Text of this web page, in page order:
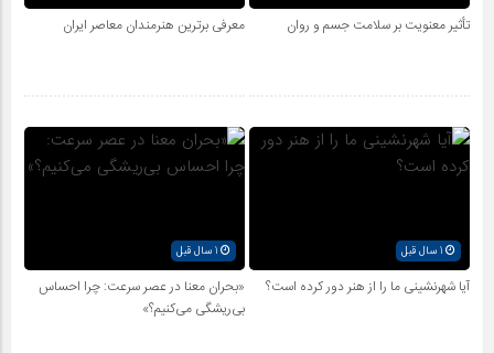
تأثیر معنویت بر سلامت جسم و روان معرفی برترین هنرمندان معاصر ایران
1 سال قبل
آیا شهرنشینی ما را از هنر دور کرده است؟
«بحران معنا در عصر سرعت: چرا احساس
بی‌ریشگی می‌کنیم؟»